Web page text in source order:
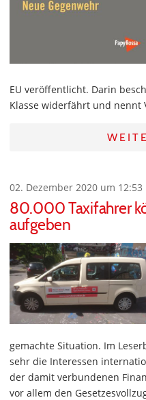
EU veröffentlicht. Darin
Klasse widerfährt und nennt
02. Dezember 2020 um 12:53
80.000 Taxifahrer
aufgeben
gemachte Situation. Im
sehr die Interessen
der damit verbundenen
vor allem den